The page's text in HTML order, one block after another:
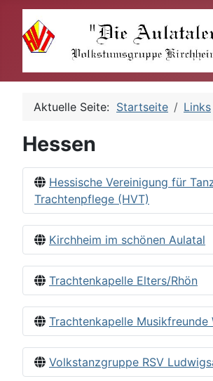
Aktuelle Seite: Startseite Links
Hessen
Hessische Vereinigung für
Trachtenpflege (HVT)
Kirchheim im schönen Aulatal
Trachtenkapelle Elters/Rhön
Trachtenkapelle Musikfreunde
Volkstanzgruppe RSV